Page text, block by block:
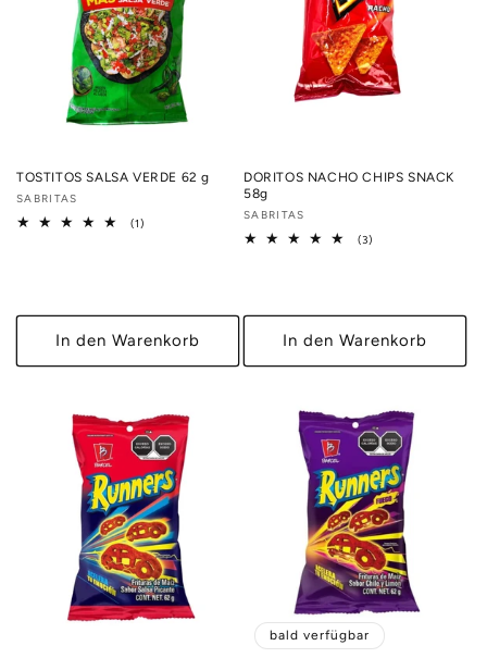
TOSTITOS SALSA VERDE 62 g
Anbieter:
SABRITAS
(1)
In den Warenkorb
DORITOS NACHO CHIPS SNACK
58g
Anbieter:
SABRITAS
(3)
In den Warenkorb
bald verfügbar